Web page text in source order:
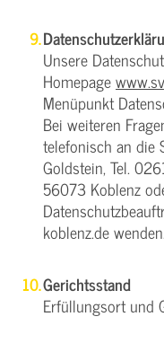
Unsere
Homepage
Menüpunkt
Bei weiteren
telefonisch an die
Goldstein, Tel.
56073 Koblenz
koblenz.de wenden.
Gerichtsstand
Erfüllungsort und